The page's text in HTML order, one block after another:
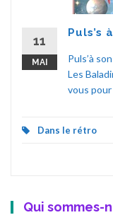
11
MAI
Puls’s
Puls’à
Les
vous
Dans le rétro
Qui sommes-